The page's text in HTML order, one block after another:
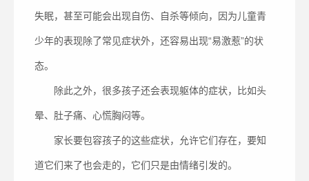
失眠，甚至可能会出现自伤、自杀等倾向，因为儿童青
少年的表现除了常见症状外，还容易出现“易激惹”的状
态。
除此之外，很多孩子还会表现躯体的症状，比如头
晕、肚子痛、心慌胸闷等。
家长要包容孩子的这些症状，允许它们存在，要知
道它们来了也会走的，它们只是由情绪引发的。